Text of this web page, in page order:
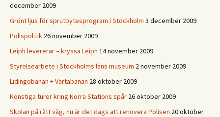
december 2009
Grönt ljus för sprutbytesprogram i Stockholm 3 december 2009
Polispolitik 26 november 2009
Leiph levererar – kryssa Leiph 14 november 2009
Styrelsearbete i Stockholms läns museum 2 november 2009
Lidingöbanan + Värtabanan 28 oktober 2009
Konstiga turer kring Norra Stations spår 26 oktober 2009
Skolan på rätt väg, nu är det dags att renovera Polisen 20 oktober